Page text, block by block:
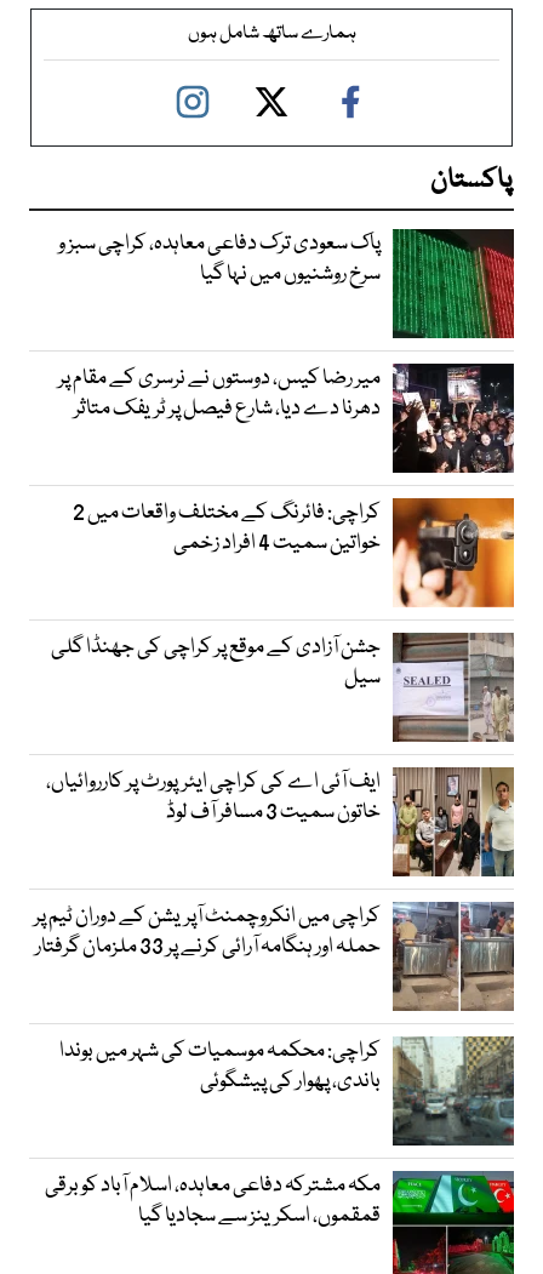
ہمارے ساتھ شامل ہوں
پاکستان
پاک سعودی ترک دفاعی معاہدہ، کراچی سبز و
سرخ روشنیوں میں نہا گیا
میر رضا کیس، دوستوں نے نرسری کے مقام پر
دھرنا دے دیا، شارع فیصل پر ٹریفک متاثر
کراچی: فائرنگ کے مختلف واقعات میں 2
خواتین سمیت 4 افراد زخمی
جشن آزادی کے موقع پر کراچی کی جھنڈا گلی
سیل
ایف آئی اے کی کراچی ایئرپورٹ پر کارروائیاں،
خاتون سمیت 3 مسافر آف لوڈ
کراچی میں انکروچمنٹ آپریشن کے دوران ٹیم پر
حملہ اور ہنگامہ آرائی کرنے پر 33 ملزمان گرفتار
کراچی: محکمہ موسمیات کی شہر میں بوندا
باندی، پھوار کی پیشگوئی
مکہ مشترکہ دفاعی معاہدہ، اسلام آباد کو برقی
قمقموں، اسکرینز سے سجادیا گیا